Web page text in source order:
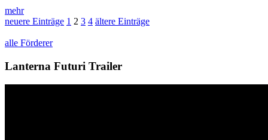
mehr
neuere Einträge 1 2 3 4 ältere Einträge
alle Förderer
Lanterna Futuri Trailer